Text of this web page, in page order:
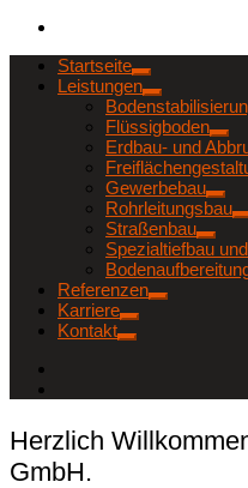
Startseite
Leistungen
Flüssigboden
Erdbau- und
Gewerbebau
Rohrleitungsbau
Straßenbau
Spezialtiefbau
Referenzen
Karriere
Kontakt
Herzlich
GmbH.